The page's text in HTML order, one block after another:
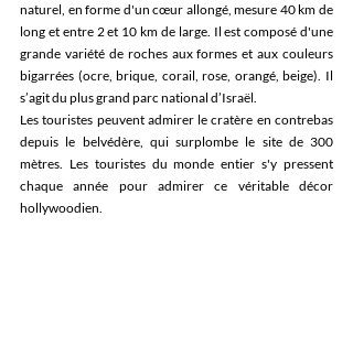
naturel, en forme d'un cœur allongé, mesure 40 km de
long et entre 2 et 10 km de large. Il est composé d'une
grande variété de roches aux formes et aux couleurs
bigarrées (ocre, brique, corail, rose, orangé, beige). Il
s’agit du plus grand parc national d’Israël.
Les touristes peuvent admirer le cratère en contrebas
depuis le belvédère, qui surplombe le site de 300
mètres. Les touristes du monde entier s'y pressent
chaque année pour admirer ce véritable décor
hollywoodien.